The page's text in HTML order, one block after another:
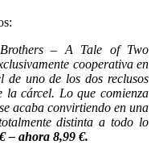
– A Tale of Two
cooperativa en
uno de los dos reclusos
la cárcel. Lo que comienza
acaba convirtiendo en una
distinta a todo lo
– ahora 8,99 €.